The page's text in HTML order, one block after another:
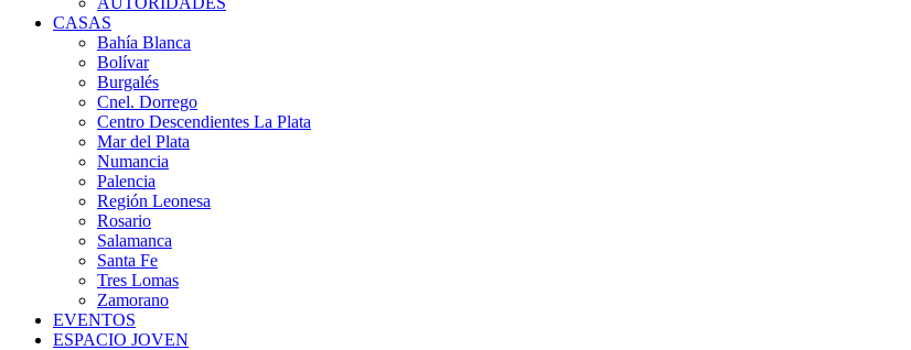
CASAS
Bahía Blanca
Bolívar
Burgalés
Cnel. Dorrego
Centro Descendientes La Plata
Mar del Plata
Numancia
Palencia
Región Leonesa
Rosario
Salamanca
Santa Fe
Tres Lomas
Zamorano
EVENTOS
ESPACIO JOVEN